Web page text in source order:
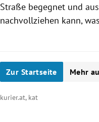
Straße begegnet und
nachvollziehen kann,
Zur Startseite Mehr
kurier.at, kat